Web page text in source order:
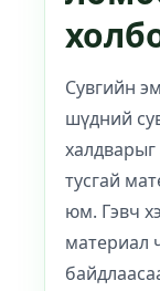
Сувгийн
шүдний
халдварыг
тусгай
юм. Гэвч
материал